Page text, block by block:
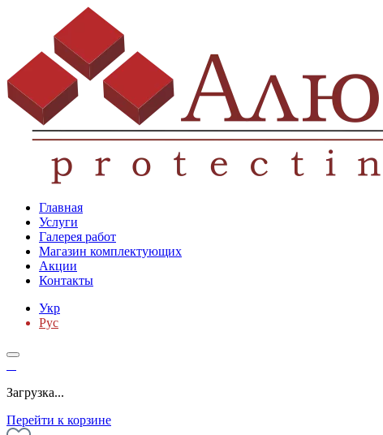
Главная
Услуги
Галерея работ
Магазин комплектующих
Акции
Контакты
Укр
Рус
Загрузка...
Перейти к корзине